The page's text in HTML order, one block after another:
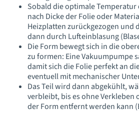
Sobald die optimale
nach Dicke der Folie oder
Heizplatten zurückgezogen und
dann durch Lufteinblasung
Die Form bewegt sich in die
zu formen: Eine Vakuumpumpe
damit sich die Folie perfekt an
eventuell mit mechanischer
Das Teil wird dann abgekühlt,
verbleibt, bis es ohne Verkleben
der Form entfernt werden kann